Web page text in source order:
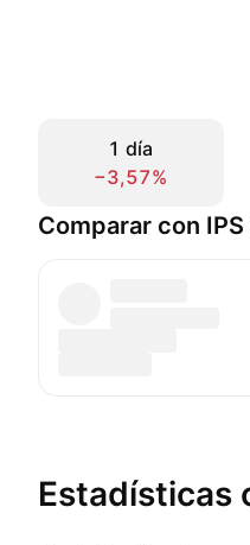
1 día
−3,57%
Comparar con
Estadísticas